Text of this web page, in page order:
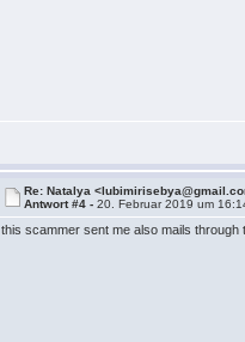
Re: Natalya
Antwort #4 -20. Februar 2019 um
this scammer sent me also mails